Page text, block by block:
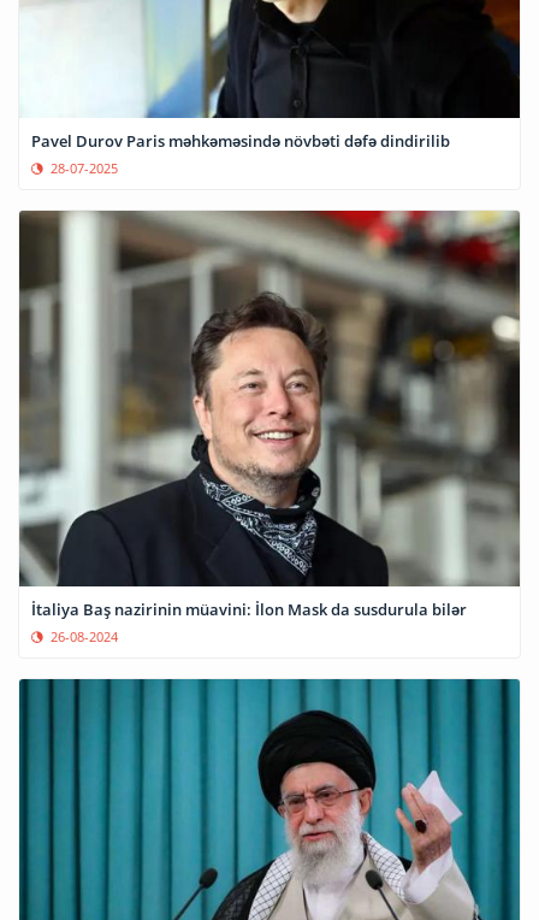
Pavel Durov Paris məhkəməsində növbəti dəfə dindirilib
28-07-2025
İtaliya Baş nazirinin müavini: İlon Mask da susdurula bilər
26-08-2024